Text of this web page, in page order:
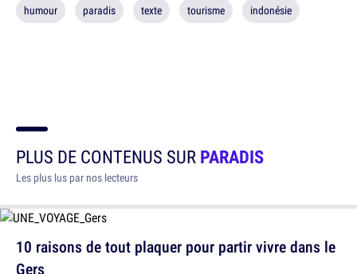
humour paradis texte tourisme indonésie
PLUS DE CONTENUS SURPARADIS
Les plus lus par nos lecteurs
10 raisons de tout plaquer pour partir vivre dans le
Gers